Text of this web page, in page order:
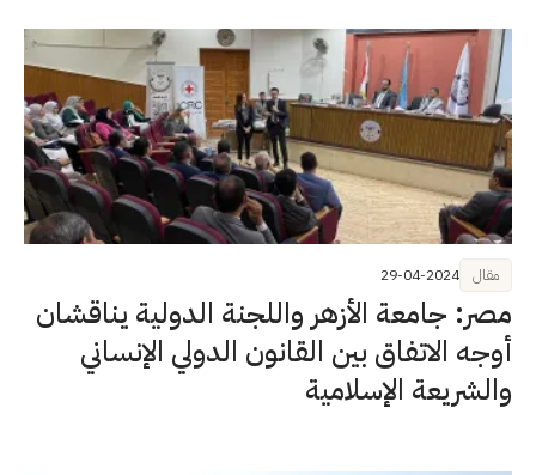
مصر: جامعة الأزهر واللجنة الدولية يناقشان
أوجه الاتفاق بين القانون الدولي الإنساني
والشريعة الإسلامية
مقال 29-04-2024